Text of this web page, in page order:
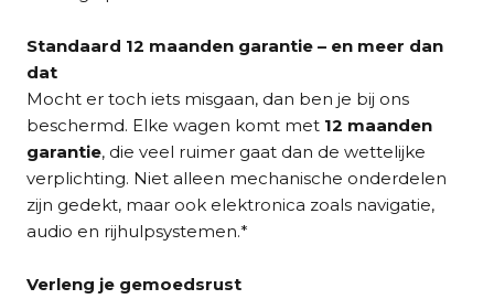
Standaard 12 maanden garantie – en meer dan
dat
Mocht er toch iets misgaan, dan ben je bij ons
beschermd. Elke wagen komt met 12 maanden
garantie, die veel ruimer gaat dan de wettelijke
verplichting. Niet alleen mechanische onderdelen
zijn gedekt, maar ook elektronica zoals navigatie,
audio en rijhulpsystemen.*
Verleng je gemoedsrust